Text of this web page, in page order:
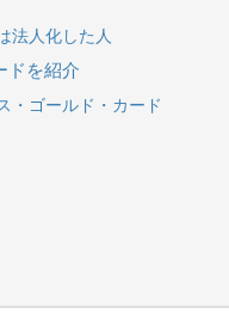
法人化した人
ドを紹介
・ゴールド・カード